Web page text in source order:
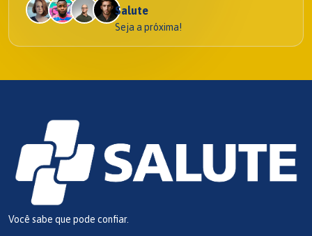
Salute
Seja a próxima!
Você sabe que pode confiar.